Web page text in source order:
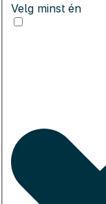
Velg minst én